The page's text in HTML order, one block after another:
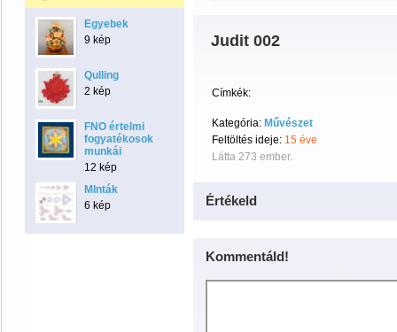
Egyebek
9 kép
Qulling
2 kép
FNO értelmi
fogyatékosok
munkái
12 kép
MInták
6 kép
Judit 002
Címkék:
Kategória: Művészet
Feltöltés ideje: 15 éve
Látta 273 ember.
Értékeld
Kommentáld!